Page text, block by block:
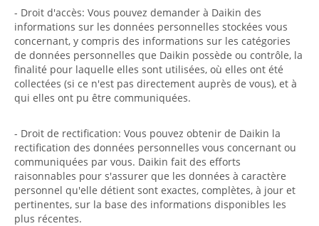
- Droit d'accès: Vous pouvez demander à Daikin des
informations sur les données personnelles stockées vous
concernant, y compris des informations sur les catégories
de données personnelles que Daikin possède ou contrôle, la
finalité pour laquelle elles sont utilisées, où elles ont été
collectées (si ce n'est pas directement auprès de vous), et à
qui elles ont pu être communiquées.
- Droit de rectification: Vous pouvez obtenir de Daikin la
rectification des données personnelles vous concernant ou
communiquées par vous. Daikin fait des efforts
raisonnables pour s'assurer que les données à caractère
personnel qu'elle détient sont exactes, complètes, à jour et
pertinentes, sur la base des informations disponibles les
plus récentes.